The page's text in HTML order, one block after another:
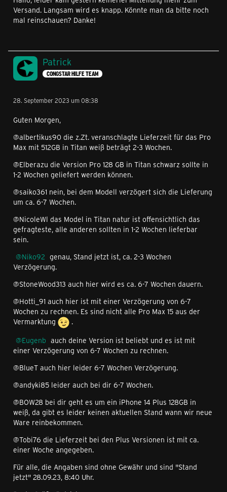
Versand. Langsam wird es knapp. Könnte man da bitte noch
mal reinschauen? Danke!
Patrick
CONGSTAR HILFE TEAM
28. September 2023 um 08:38
Guten Morgen,
@albertikus90 die z.Zt. veranschlagte Lieferzeit für das Pro
Max mit 512GB in Titan weiß beträgt 2-3 Wochen.
@Elberazu die Version Pro 128 GB in Titan schwarz sollte in
1-2 Wochen geliefert werden können.
@saiko361 nein, bei dem Modell verzögert sich die Lieferung
um ca. 6-7 Wochen.
@NicoleWl das Model in Titan natur ist offensichtlich das
gefragteste, alle anderen sollten in 1-2 Wochen lieferbar
sein.
Niko92 genau, Stand jetzt ist, ca. 2-3 Wochen
Verzögerung.
@StoneWood313 auch hier wird es ca. 6-7 Wochen dauern.
@Hotti_91 auch hier ist mit einer Verzögerung von 6-7
Wochen zu rechnen. Es sind nicht alle Pro Max 15 aus der
Vermarktung
.
Eugenb auch deine Version ist beliebt und es ist mit
einer Verzögerung von 6-7 Wochen zu rechnen.
@BlueT auch hier leider 6-7 Wochen Verzögerung.
@andyki85 leider auch bei dir 6-7 Wochen.
@BOW28 bei dir geht es um ein iPhone 14 Plus 128GB in
weiß, da gibt es leider keinen aktuellen Stand wann wir neue
Ware reinbekommen.
@Tobi76 die Lieferzeit bei den Plus Versionen ist mit ca.
einer Woche angegeben.
Für alle, die Angaben sind ohne Gewähr und sind "Stand
jetzt" 28.09.23, 8:40 Uhr.